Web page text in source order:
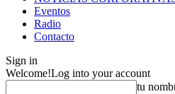
Eventos
Radio
Contacto
Sign in
Welcome!Log into your account
tu